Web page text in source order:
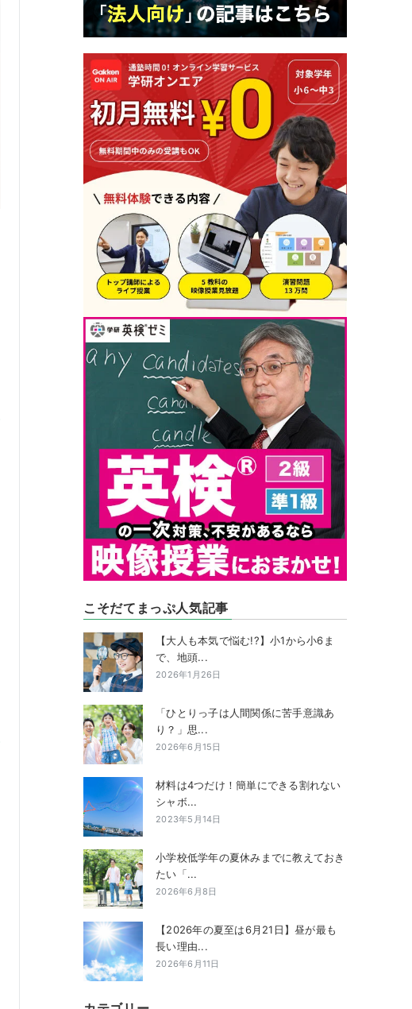
こそだてまっぷ人気記事
【大人も本気で悩む!?】小1から小6ま
で、地頭...
2026年1月26日
「ひとりっ子は人間関係に苦手意識あ
り？」思...
2026年6月15日
材料は4つだけ！簡単にできる割れない
シャボ...
2023年5月14日
小学校低学年の夏休みまでに教えておき
たい「...
2026年6月8日
【2026年の夏至は6月21日】昼が最も
長い理由...
2026年6月11日